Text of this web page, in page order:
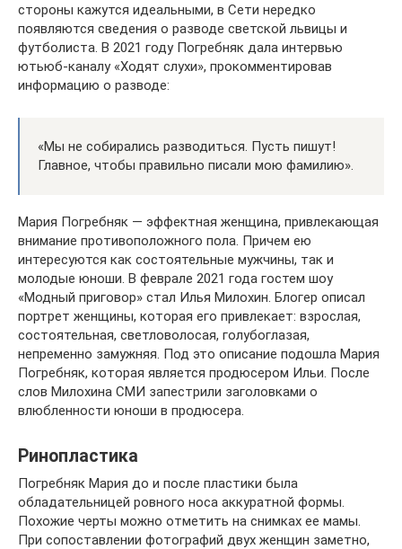
стороны кажутся идеальными, в Сети нередко
появляются сведения о разводе светской львицы и
футболиста. В 2021 году Погребняк дала интервью
ютьюб-каналу «Ходят слухи», прокомментировав
информацию о разводе:
«Мы не собирались разводиться. Пусть пишут!
Главное, чтобы правильно писали мою фамилию».
Мария Погребняк — эффектная женщина, привлекающая
внимание противоположного пола. Причем ею
интересуются как состоятельные мужчины, так и
молодые юноши. В феврале 2021 года гостем шоу
«Модный приговор» стал Илья Милохин. Блогер описал
портрет женщины, которая его привлекает: взрослая,
состоятельная, светловолосая, голубоглазая,
непременно замужняя. Под это описание подошла Мария
Погребняк, которая является продюсером Ильи. После
слов Милохина СМИ запестрили заголовками о
влюбленности юноши в продюсера.
Ринопластика
Погребняк Мария до и после пластики была
обладательницей ровного носа аккуратной формы.
Похожие черты можно отметить на снимках ее мамы.
При сопоставлении фотографий двух женщин заметно,